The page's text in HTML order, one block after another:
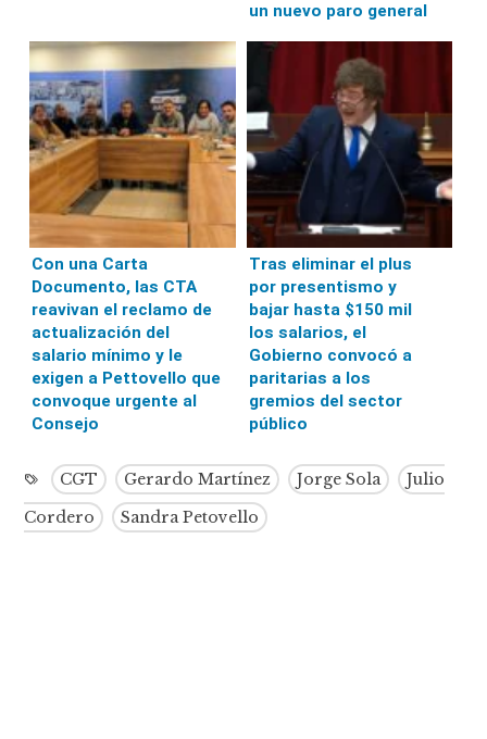
un nuevo paro general
Con una Carta
Documento, las CTA
reavivan el reclamo de
actualización del
salario mínimo y le
exigen a Pettovello que
convoque urgente al
Consejo
Tras eliminar el plus
por presentismo y
bajar hasta $150 mil
los salarios, el
Gobierno convocó a
paritarias a los
gremios del sector
público
CGT Gerardo Martínez Jorge Sola
Julio
Cordero
Sandra Petovello